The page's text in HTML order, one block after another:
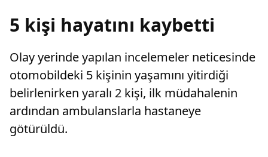
5 kişi hayatını kaybetti
Olay yerinde yapılan incelemeler neticesinde
otomobildeki 5 kişinin yaşamını yitirdiği
belirlenirken yaralı 2 kişi, ilk müdahalenin
ardından ambulanslarla hastaneye
götürüldü.